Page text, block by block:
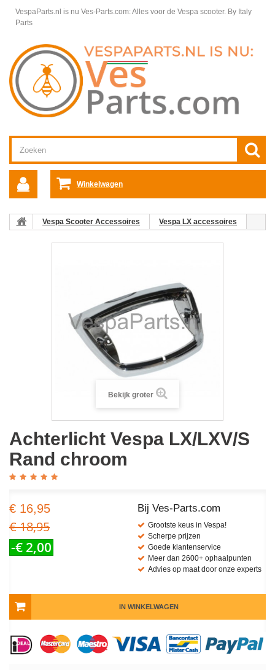
VespaParts.nl is nu Ves-Parts.com: Alles voor de Vespa scooter. By Italy
Parts
Winkelwagen
Vespa Scooter Accessoires
Vespa LX accessoires
Bekijk groter
Achterlicht Vespa LX/LXV/S
Rand chroom
€ 16,95
€ 18,95
-€ 2,00
Bij Ves-Parts.com
Grootste keus in Vespa!
Scherpe prijzen
Goede klantenservice
Meer dan 2600+ ophaalpunten
Advies op maat door onze experts
IN WINKELWAGEN